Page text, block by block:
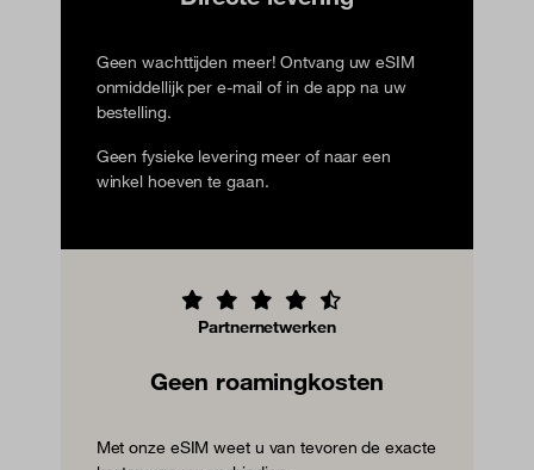
Geen wachttijden meer! Ontvang uw eSIM
onmiddellijk per e-mail of in de app na uw
bestelling.
Geen fysieke levering meer of naar een
winkel hoeven te gaan.
Partnernetwerken
Geen roamingkosten
Met onze eSIM weet u van tevoren de exacte